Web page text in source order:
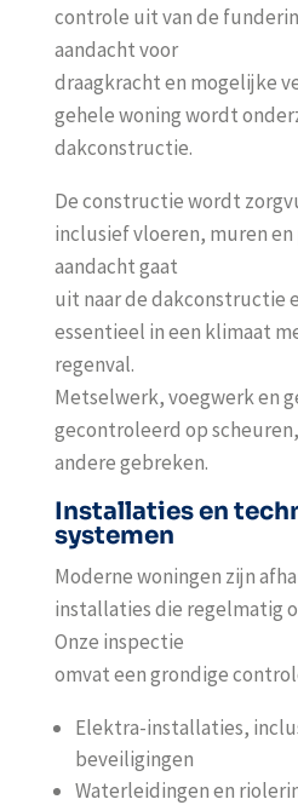
controle uit van de
aandacht voor
draagkracht en mogelijke
gehele woning wordt
dakconstructie.
De constructie wordt
inclusief vloeren, muren
aandacht gaat
uit naar de dakconstructie
essentieel in een klimaat
regenval.
Metselwerk, voegwerk en
gecontroleerd op
andere gebreken.
Installaties en
systemen
Moderne woningen zijn
installaties die regelmatig
Onze inspectie
omvat een grondige
Elektra-installaties,
beveiligingen
Waterleidingen en